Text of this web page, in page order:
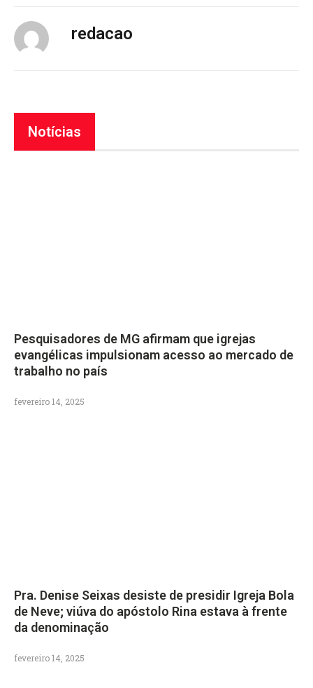
redacao
Notícias
Pesquisadores de MG afirmam que igrejas
evangélicas impulsionam acesso ao mercado de
trabalho no país
fevereiro 14, 2025
Pra. Denise Seixas desiste de presidir Igreja Bola
de Neve; viúva do apóstolo Rina estava à frente
da denominação
fevereiro 14, 2025